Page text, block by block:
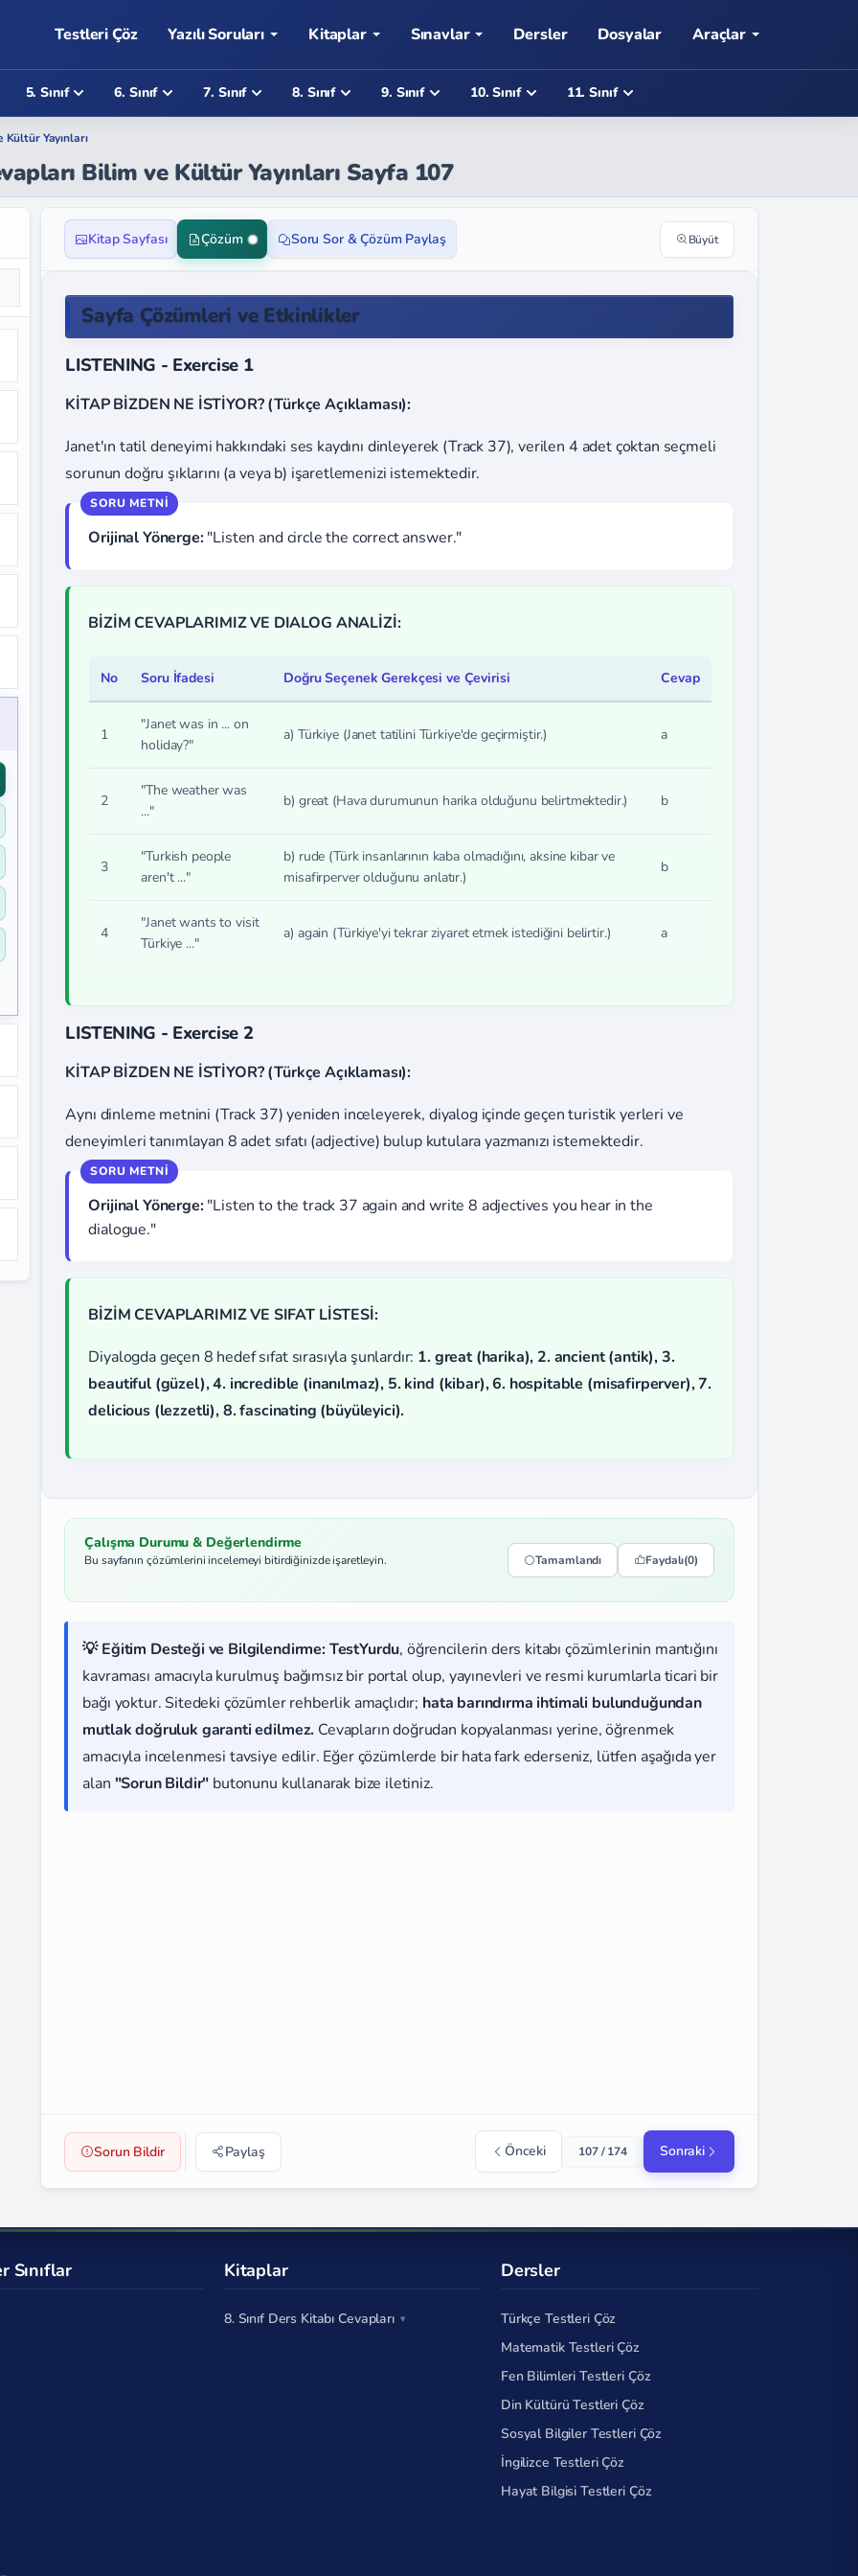
Testleri Çöz Yazılı Soruları Kitaplar Sınavlar Dersler Dosyalar Araçlar
5. Sınıf 6. Sınıf 7. Sınıf 8. Sınıf 9. Sınıf 10. Sınıf 11. Sınıf
Kültür Yayınları
Bilim ve Kültür Yayınları Sayfa 107
Kitap Sayfası Çözüm Soru Sor & Çözüm Paylaş Büyüt
Sayfa Çözümleri ve Etkinlikler
LISTENING - Exercise 1
KİTAP BİZDEN NE İSTİYOR? (Türkçe Açıklaması):
Janet'ın tatil deneyimi hakkındaki ses kaydını dinleyerek (Track 37), verilen 4 adet çoktan seçmeli
sorunun doğru şıklarını (a veya b) işaretlemenizi istemektedir.
Orijinal Yönerge:"Listen and circle the correct answer."
BİZİM CEVAPLARIMIZ VE DIALOG ANALİZİ:
No Soru İfadesi Doğru Seçenek Gerekçesi ve Çevirisi Cevap
1
"Janet was in ... on
holiday?"
a) Türkiye(Janet tatilini Türkiye'de geçirmiştir.) a
2
"The weather was
..."
b) great (Hava durumunun harika olduğunu belirtmektedir.) b
3
"Turkish people
aren't ..."
b) rude (Türk insanlarının kaba olmadığını, aksine kibar ve
misafirperver olduğunu anlatır.)
b
4
"Janet wants to visit
Türkiye ..."
a) again (Türkiye'yi tekrar ziyaret etmek istediğini belirtir.) a
LISTENING - Exercise 2
KİTAP BİZDEN NE İSTİYOR? (Türkçe Açıklaması):
Aynı dinleme metnini (Track 37) yeniden inceleyerek, diyalog içinde geçen turistik yerleri ve
deneyimleri tanımlayan 8 adet sıfatı (adjective) bulup kutulara yazmanızı istemektedir.
Orijinal Yönerge:"Listen to the track 37 again and write 8 adjectives you hear in the
dialogue."
BİZİM CEVAPLARIMIZ VE SIFAT LİSTESİ:
Diyalogda geçen 8 hedef sıfat sırasıyla şunlardır: 1. great (harika), 2. ancient (antik), 3.
beautiful (güzel), 4. incredible (inanılmaz), 5. kind (kibar), 6. hospitable (misafirperver), 7.
delicious (lezzetli), 8. fascinating (büyüleyici).
Çalışma Durumu & Değerlendirme
Bu sayfanın çözümlerini incelemeyi bitirdiğinizde işaretleyin. Tamamlandı Faydalı(0)
💡 Eğitim Desteği ve Bilgilendirme:TestYurdu, öğrencilerin ders kitabı çözümlerinin mantığını
kavraması amacıyla kurulmuş bağımsız bir portal olup, yayınevleri ve resmi kurumlarla ticari bir
bağı yoktur. Sitedeki çözümler rehberlik amaçlıdır; hata barındırma ihtimali bulunduğundan
mutlak doğruluk garanti edilmez. Cevapların doğrudan kopyalanması yerine, öğrenmek
amacıyla incelenmesi tavsiye edilir. Eğer çözümlerde bir hata fark ederseniz, lütfen aşağıda yer
alan "Sorun Bildir" butonunu kullanarak bize iletiniz.
Sorun Bildir Paylaş Önceki 107 / 174 Sonraki
Sınıflar Kitaplar
8. Sınıf Ders Kitabı Cevapları
Dersler
Türkçe Testleri Çöz
Matematik Testleri Çöz
Fen Bilimleri Testleri Çöz
Din Kültürü Testleri Çöz
Sosyal Bilgiler Testleri Çöz
İngilizce Testleri Çöz
Hayat Bilgisi Testleri Çöz